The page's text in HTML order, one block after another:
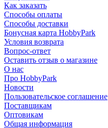
Как заказать
Способы оплаты
Способы доставки
Бонусная карта HobbyPark
Условия возврата
Вопрос-ответ
Оставить отзыв о магазине
О нас
Про HobbyPark
Новости
Пользовательское соглашение
Поставщикам
Оптовикам
Общая информация